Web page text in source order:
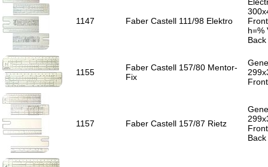
1147 Faber Castell 111/98 Elektro
h=%
1155
Faber Castell 157/80 Mentor-
Fix
1157 Faber Castell 157/87 Rietz